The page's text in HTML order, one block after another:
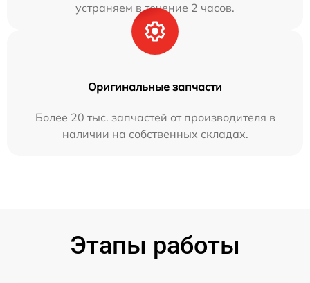
устраняем в течение 2 часов.
Оригинальные запчасти
Более 20 тыс. запчастей от производителя в
наличии на собственных складах.
Этапы работы